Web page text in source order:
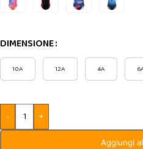
DIMENSIONE
10A 12A 4A
- +
Aggiungi